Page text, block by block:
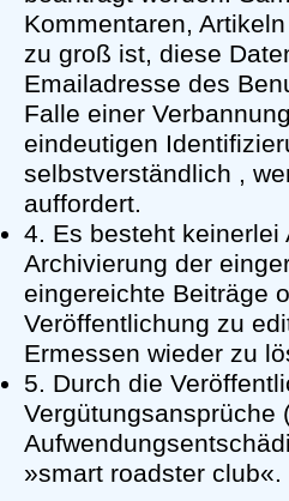
Kommentaren,
zu groß ist, diese
Emailadresse des
Falle einer
eindeutigen
selbstverständlich ,
auffordert.
4. Es besteht keinerlei
Archivierung der
eingereichte Beiträge
Veröffentlichung zu
Ermessen wieder zu
5. Durch die
Vergütungsansprüche
»smart roadster